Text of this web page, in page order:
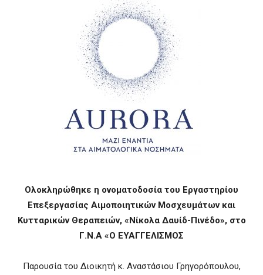
Ολοκληρώθηκε η ονοματοδοσία του Εργαστηρίου
Επεξεργασίας Αιμοποιητικών Μοσχευμάτων και
Κυτταρικών Θεραπειών, «Νίκολα Δαυίδ-Πινέδο», στο
Γ.Ν.Α «Ο ΕΥΑΓΓΕΛΙΣΜΟΣ
Παρουσία του Διοικητή κ. Αναστάσιου Γρηγορόπουλου,